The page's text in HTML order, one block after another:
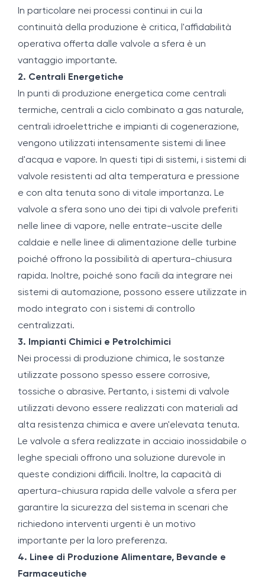
In particolare nei processi continui in cui la
continuità della produzione è critica, l'affidabilità
operativa offerta dalle valvole a sfera è un
vantaggio importante.
2. Centrali Energetiche
In punti di produzione energetica come centrali
termiche, centrali a ciclo combinato a gas naturale,
centrali idroelettriche e impianti di cogenerazione,
vengono utilizzati intensamente sistemi di linee
d'acqua e vapore. In questi tipi di sistemi, i sistemi di
valvole resistenti ad alta temperatura e pressione
e con alta tenuta sono di vitale importanza. Le
valvole a sfera sono uno dei tipi di valvole preferiti
nelle linee di vapore, nelle entrate-uscite delle
caldaie e nelle linee di alimentazione delle turbine
poiché offrono la possibilità di apertura-chiusura
rapida. Inoltre, poiché sono facili da integrare nei
sistemi di automazione, possono essere utilizzate in
modo integrato con i sistemi di controllo
centralizzati.
3. Impianti Chimici e Petrolchimici
Nei processi di produzione chimica, le sostanze
utilizzate possono spesso essere corrosive,
tossiche o abrasive. Pertanto, i sistemi di valvole
utilizzati devono essere realizzati con materiali ad
alta resistenza chimica e avere un'elevata tenuta.
Le valvole a sfera realizzate in acciaio inossidabile o
leghe speciali offrono una soluzione durevole in
queste condizioni difficili. Inoltre, la capacità di
apertura-chiusura rapida delle valvole a sfera per
garantire la sicurezza del sistema in scenari che
richiedono interventi urgenti è un motivo
importante per la loro preferenza.
4. Linee di Produzione Alimentare, Bevande e
Farmaceutiche